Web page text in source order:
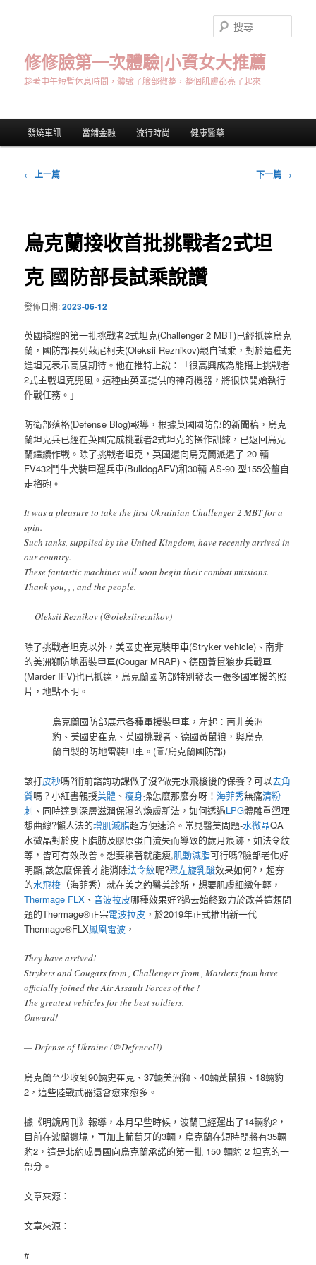
修修臉第一次體驗|小資女大推薦
趁著中午短暫休息時間，體驗了臉部微整，整個肌膚都亮了起來
尋
發燒車訊 當鋪金融 流行時尚 健康醫藥
文
← 上一篇 下一篇 →
烏克蘭接收首批挑戰者2式坦
克 國防部長試乘說讚
發佈日期:2023-06-12
英國捐贈的第一批挑戰者2式坦克(Challenger 2 MBT)已經抵達烏克
蘭，國防部長列茲尼柯夫(Oleksii Reznikov)親自試乘，對於這種先
進坦克表示高度期待。他在推特上說：「很高興成為能搭上挑戰者
2式主戰坦克兜風。這種由英國提供的神奇機器，將很快開始執行
作戰任務。」
防衛部落格(Defense Blog)報導，根據英國國防部的新聞稿，烏克
蘭坦克兵已經在英國完成挑戰者2式坦克的操作訓練，已返回烏克
蘭繼續作戰。除了挑戰者坦克，英國還向烏克蘭派遣了 20 輛
FV432鬥牛犬裝甲運兵車(BulldogAFV)和30輛 AS-90 型155公釐自
走榴砲。
It was a pleasure to take the first Ukrainian Challenger 2 MBT for a
spin.
Such tanks, supplied by the United Kingdom, have recently arrived in
our country.
These fantastic machines will soon begin their combat missions.
Thank you, , , and the people.
— Oleksii Reznikov (@oleksiireznikov)
除了挑戰者坦克以外，美國史崔克裝甲車(Stryker vehicle)、南非
的美洲獅防地雷裝甲車(Cougar MRAP)、德國黃鼠狼步兵戰車
(Marder IFV)也已抵達，烏克蘭國防部特別發表一張多國軍援的照
片，地點不明。
烏克蘭國防部展示各種軍援裝甲車，左起：南非美洲
豹、美國史崔克、英國挑戰者、德國黃鼠狼，與烏克
蘭自製的防地雷裝甲車。(圖/烏克蘭國防部)
該打皮秒嗎?術前諮詢功課做了沒?做完水飛梭後的保養？可以去角
質嗎？小紅書親授美體 、瘦身操怎麼那麼夯呀！海菲秀無痛清粉
刺 、同時達到深層滋潤保濕的煥膚新法，如何透過LPG體雕重塑理
想曲線?懶人法的增肌減脂超方便速洽。常見醫美問題-水微晶QA
水微晶對於皮下脂肪及膠原蛋白流失而導致的歲月痕跡，如法令紋
等，皆可有效改善。想要躺著就能瘦,肌動減脂可行嗎?臉部老化好
明顯,該怎麼保養才能消除法令紋呢?聚左旋乳酸效果如何?，超夯
的水飛梭 （海菲秀）就在美之約醫美診所，想要肌膚細緻年輕，
Thermage FLX 、音波拉皮哪種效果好?過去始終致力於改善這類問
題的Thermage®正宗電波拉皮 ，於2019年正式推出新一代
Thermage®FLX鳳凰電波 ，
They have arrived!
Strykers and Cougars from , Challengers from , Marders from have
officially joined the Air Assault Forces of the !
The greatest vehicles for the best soldiers.
Onward!
— Defense of Ukraine (@DefenceU)
烏克蘭至少收到90輛史崔克、37輛美洲獅、40輛黃鼠狼、18輛豹
2，這些陸戰武器還會愈來愈多。
據《明鏡周刊》報導，本月早些時候，波蘭已經運出了14輛豹2，
目前在波蘭邊境，再加上葡萄牙的3輛，烏克蘭在短時間將有35輛
豹2，這是北約成員國向烏克蘭承諾的第一批 150 輛豹 2 坦克的一
部分。
文章來源：
文章來源：
#